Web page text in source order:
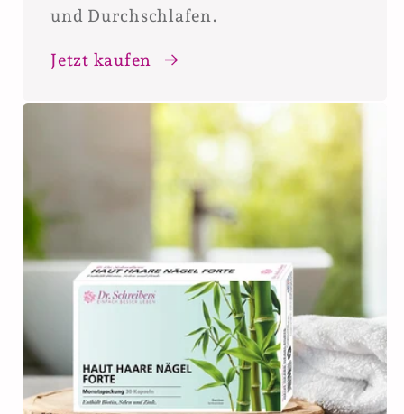
und Durchschlafen.
Jetzt kaufen